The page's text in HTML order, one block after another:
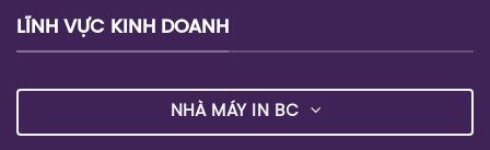
LĨNH VỰC KINH DOANH
NHÀ MÁY IN BC